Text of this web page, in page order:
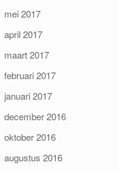
mei 2017
april 2017
maart 2017
februari 2017
januari 2017
december 2016
oktober 2016
augustus 2016